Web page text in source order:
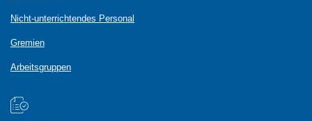
Nicht-unterrichtendes Personal
Gremien
Arbeitsgruppen